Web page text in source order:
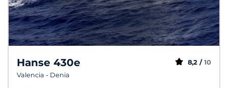
Hanse 430e
Valencia - Denia
8,2 / 10